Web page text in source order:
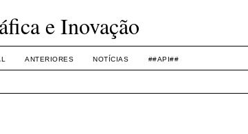
e Inovação
ANTERIORES NOTÍCIAS ##API##